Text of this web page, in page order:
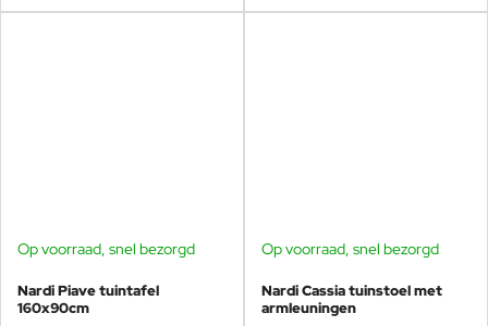
Op voorraad, snel bezorgd
Nardi Piave tuintafel
160x90cm
Op voorraad, snel bezorgd
Nardi Cassia tuinstoel met
armleuningen